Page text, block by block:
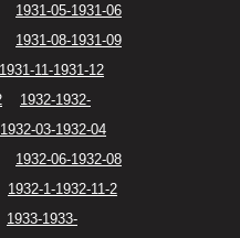
1931-05-1931-06
1931-08-1931-09
1931-11-1931-12
1932-1932-
1932-03-1932-04
1932-06-1932-08
1932-1-1932-11-2
1933-1933-